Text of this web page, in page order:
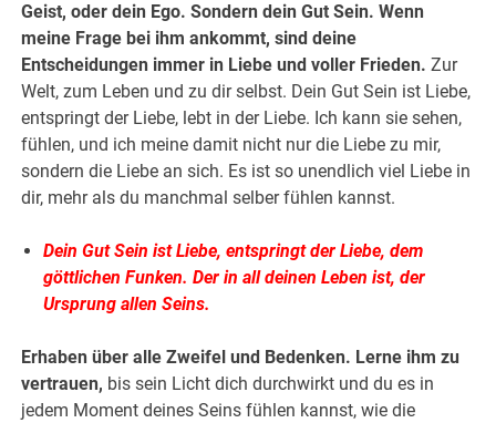
Geist, oder dein Ego. Sondern dein Gut Sein. Wenn
meine Frage bei ihm ankommt, sind deine
Entscheidungen immer in Liebe und voller Frieden. Zur
Welt, zum Leben und zu dir selbst. Dein Gut Sein ist Liebe,
entspringt der Liebe, lebt in der Liebe. Ich kann sie sehen,
fühlen, und ich meine damit nicht nur die Liebe zu mir,
sondern die Liebe an sich. Es ist so unendlich viel Liebe in
dir, mehr als du manchmal selber fühlen kannst.
Dein Gut Sein ist Liebe, entspringt der Liebe, dem
göttlichen Funken. Der in all deinen Leben ist, der
Ursprung allen Seins.
Erhaben über alle Zweifel und Bedenken. Lerne ihm zu
vertrauen, bis sein Licht dich durchwirkt und du es in
jedem Moment deines Seins fühlen kannst, wie die